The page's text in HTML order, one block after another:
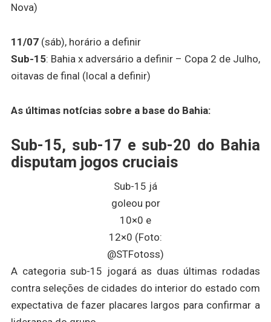
Nova)
11/07 (sáb), horário a definir
Sub-15: Bahia x adversário a definir – Copa 2 de Julho,
oitavas de final (local a definir)
As últimas notícias sobre a base do Bahia:
Sub-15, sub-17 e sub-20 do Bahia
disputam jogos cruciais
Sub-15 já
goleou por
10×0 e
12×0 (Foto:
@STFotoss)
A categoria sub-15 jogará as duas últimas rodadas
contra seleções de cidades do interior do estado com
expectativa de fazer placares largos para confirmar a